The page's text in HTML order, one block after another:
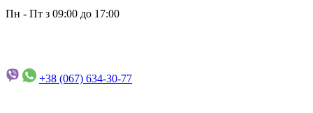
Пн - Пт з 09:00 до 17:00
+38 (067) 634-30-77